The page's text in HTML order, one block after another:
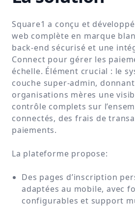
Square1 a conçu et
web complète en marque
back-end sécurisé et une
Connect pour gérer les
échelle. Élément crucial : le
couche super-admin,
organisations mères une
contrôle complets sur
connectés, des frais de
paiements.
La plateforme propose:
Des pages d’inscription
adaptées au mobile, avec
configurables et support